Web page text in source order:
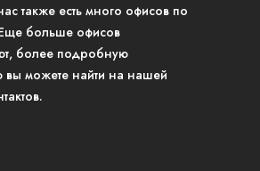
также есть много офисов по
больше офисов
более подробную
можете найти на нашей